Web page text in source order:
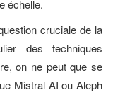
échelle.
cruciale de la
des techniques
on ne peut que se
Mistral AI ou Aleph